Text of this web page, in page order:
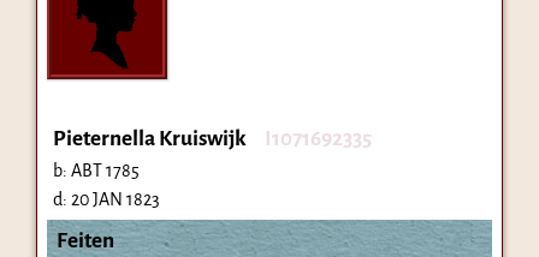
Pieternella Kruiswijk I1071692335
b: ABT 1785
d: 20 JAN 1823
Feiten